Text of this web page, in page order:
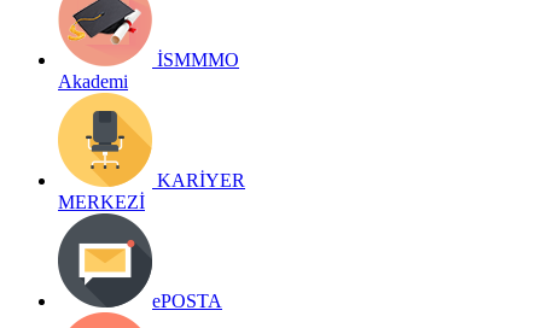
İSMMMO
Akademi
KARİYER
MERKEZİ
ePOSTA